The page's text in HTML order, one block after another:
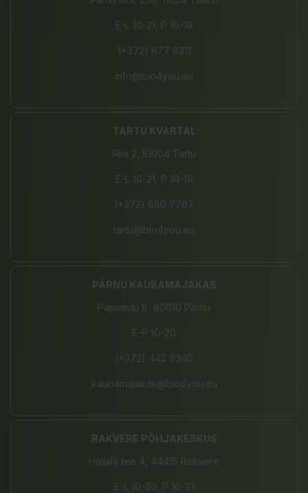
E-L 10-21, P 10-19
(+372) 677 8211
info@bio4you.eu
TARTU KVARTAL
Riia 2, 51004 Tartu
E-L 10-21, P 10-19
(+372) 680 7787
tartu@bio4you.eu
PÄRNU KAUBAMAJAKAS
Papiniidu 8, 80010 Pärnu
E-P 10-20
(+372) 442 9390
kaubamajakas@bio4you.eu
RAKVERE PÕHJAKESKUS
Haljala tee 4, 44415 Rakvere
E-L 10-20, P 10-19